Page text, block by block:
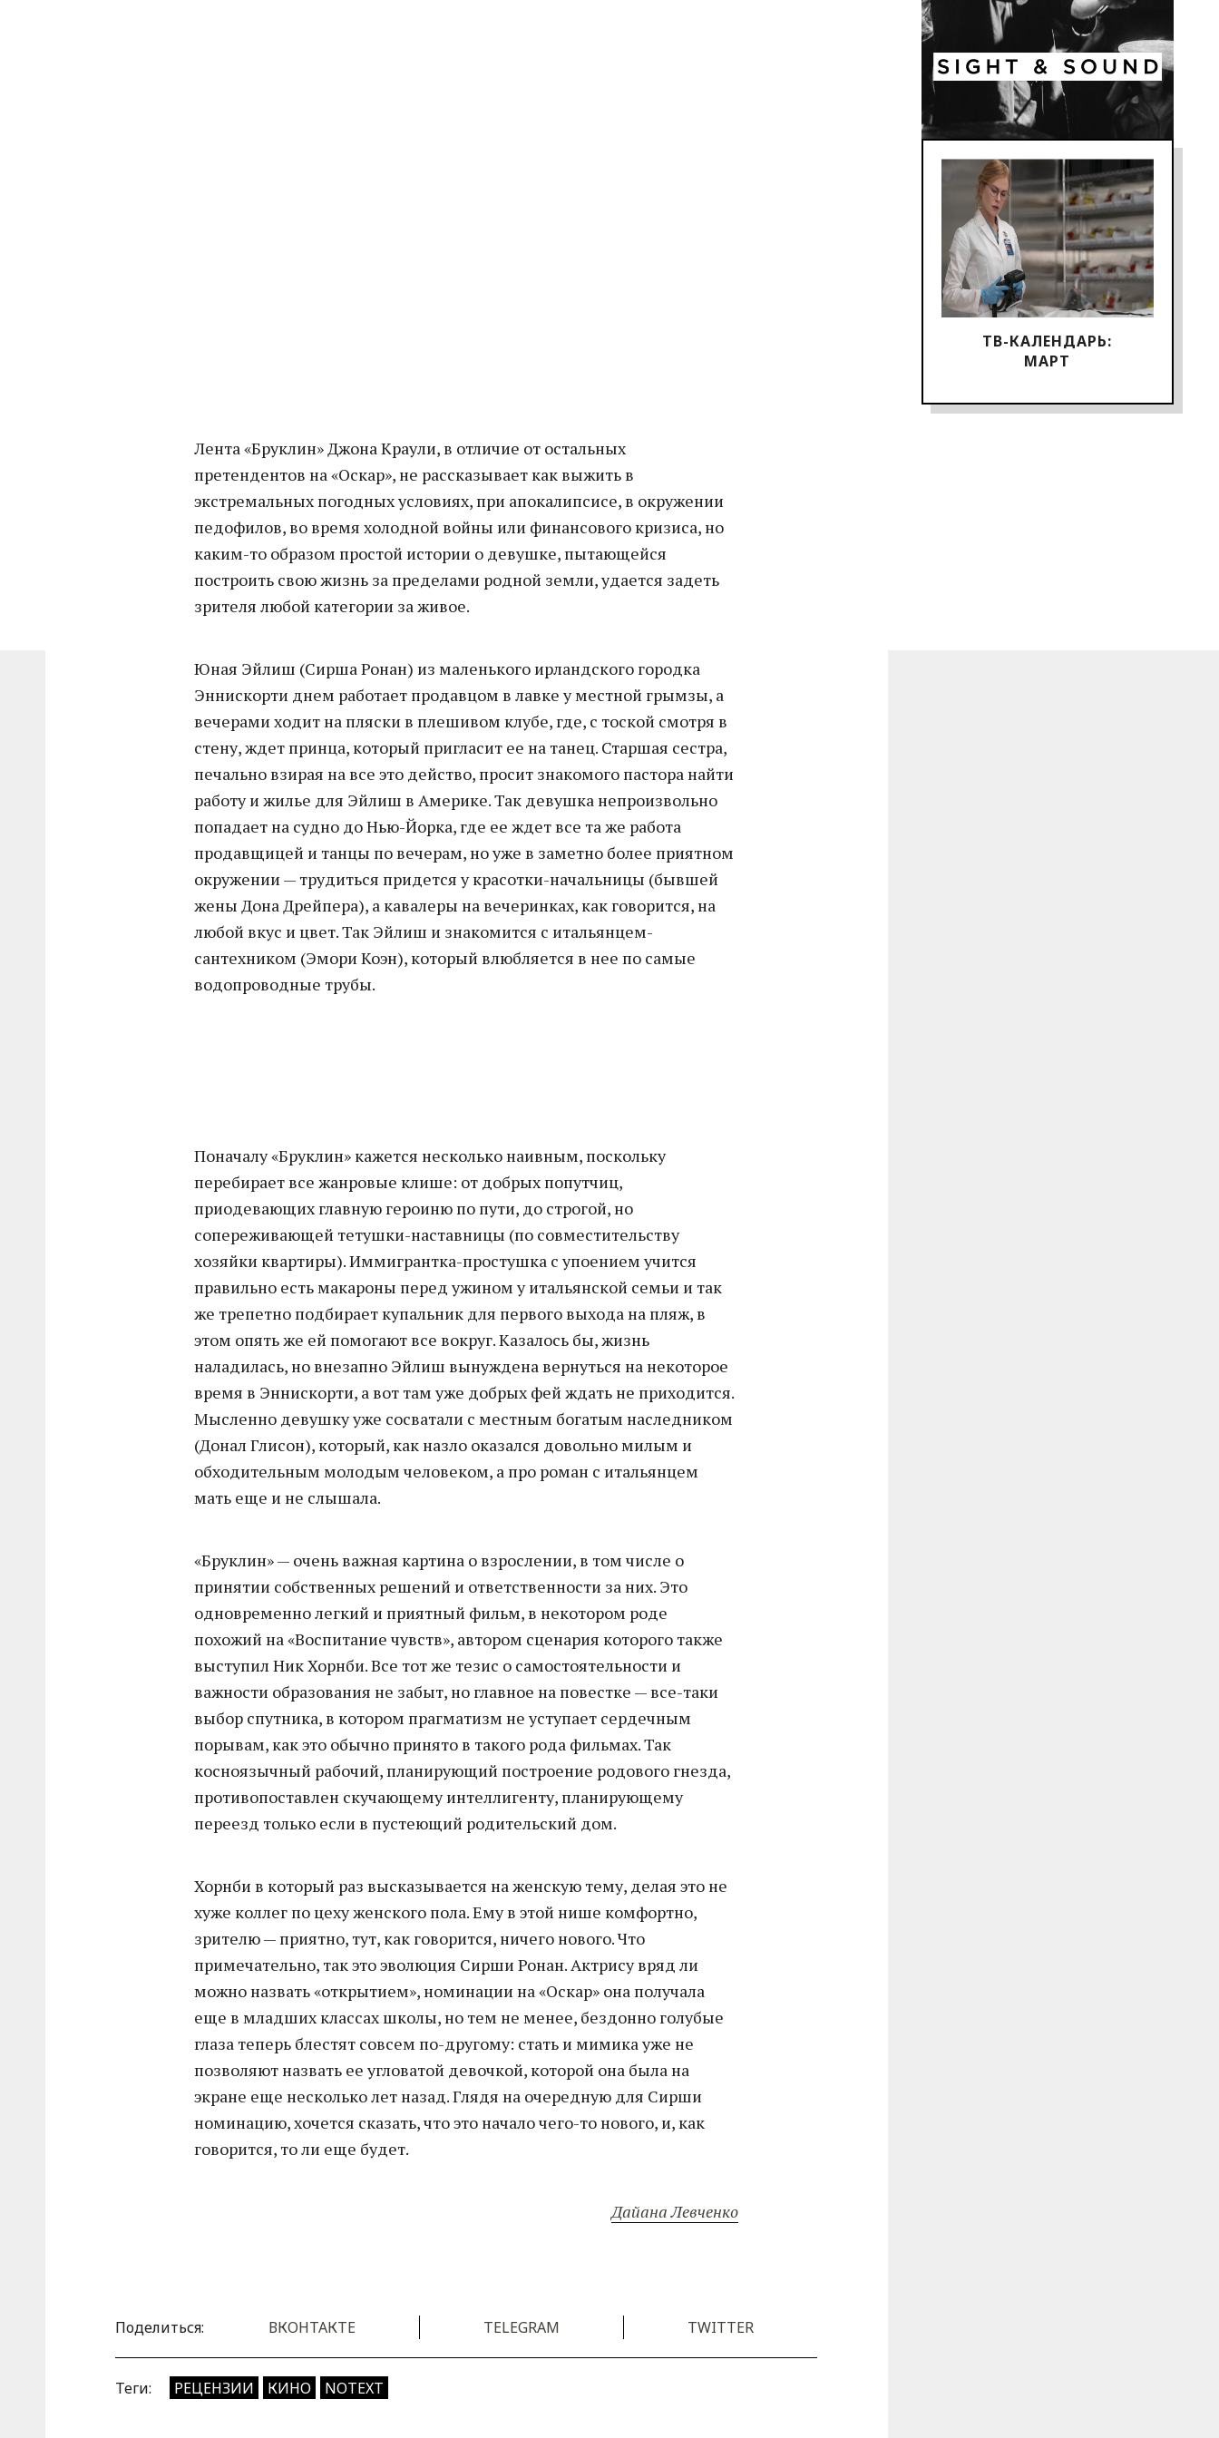
ТВ-КАЛЕНДАРЬ:
МАРТ
Лента «Бруклин» Джона Краули, в отличие от остальных
претендентов на «Оскар», не рассказывает как выжить в
экстремальных погодных условиях, при апокалипсисе, в окружении
педофилов, во время холодной войны или финансового кризиса, но
каким-то образом простой истории о девушке, пытающейся
построить свою жизнь за пределами родной земли, удается задеть
зрителя любой категории за живое.
Юная Эйлиш (Сирша Ронан) из маленького ирландского городка
Эннискорти днем работает продавцом в лавке у местной грымзы, а
вечерами ходит на пляски в плешивом клубе, где, с тоской смотря в
стену, ждет принца, который пригласит ее на танец. Старшая сестра,
печально взирая на все это действо, просит знакомого пастора найти
работу и жилье для Эйлиш в Америке. Так девушка непроизвольно
попадает на судно до Нью-Йорка, где ее ждет все та же работа
продавщицей и танцы по вечерам, но уже в заметно более приятном
окружении — трудиться придется у красотки-начальницы (бывшей
жены Дона Дрейпера), а кавалеры на вечеринках, как говорится, на
любой вкус и цвет. Так Эйлиш и знакомится с итальянцем-
сантехником (Эмори Коэн), который влюбляется в нее по самые
водопроводные трубы.
Поначалу «Бруклин» кажется несколько наивным, поскольку
перебирает все жанровые клише: от добрых попутчиц,
приодевающих главную героиню по пути, до строгой, но
сопереживающей тетушки-наставницы (по совместительству
хозяйки квартиры). Иммигрантка-простушка с упоением учится
правильно есть макароны перед ужином у итальянской семьи и так
же трепетно подбирает купальник для первого выхода на пляж, в
этом опять же ей помогают все вокруг. Казалось бы, жизнь
наладилась, но внезапно Эйлиш вынуждена вернуться на некоторое
время в Эннискорти, а вот там уже добрых фей ждать не приходится.
Мысленно девушку уже сосватали с местным богатым наследником
(Донал Глисон), который, как назло оказался довольно милым и
обходительным молодым человеком, а про роман с итальянцем
мать еще и не слышала.
«Бруклин» — очень важная картина о взрослении, в том числе о
принятии собственных решений и ответственности за них. Это
одновременно легкий и приятный фильм, в некотором роде
похожий на «Воспитание чувств», автором сценария которого также
выступил Ник Хорнби. Все тот же тезис о самостоятельности и
важности образования не забыт, но главное на повестке — все-таки
выбор спутника, в котором прагматизм не уступает сердечным
порывам, как это обычно принято в такого рода фильмах. Так
косноязычный рабочий, планирующий построение родового гнезда,
противопоставлен скучающему интеллигенту, планирующему
переезд только если в пустеющий родительский дом.
Хорнби в который раз высказывается на женскую тему, делая это не
хуже коллег по цеху женского пола. Ему в этой нише комфортно,
зрителю — приятно, тут, как говорится, ничего нового. Что
примечательно, так это эволюция Сирши Ронан. Актрису вряд ли
можно назвать «открытием», номинации на «Оскар» она получала
еще в младших классах школы, но тем не менее, бездонно голубые
глаза теперь блестят совсем по-другому: стать и мимика уже не
позволяют назвать ее угловатой девочкой, которой она была на
экране еще несколько лет назад. Глядя на очередную для Сирши
номинацию, хочется сказать, что это начало чего-то нового, и, как
говорится, то ли еще будет.
Дайана Левченко
Поделиться: ВКОНТАКТЕ TELEGRAM TWITTER
Теги: РЕЦЕНЗИИ КИНО NOTEXT